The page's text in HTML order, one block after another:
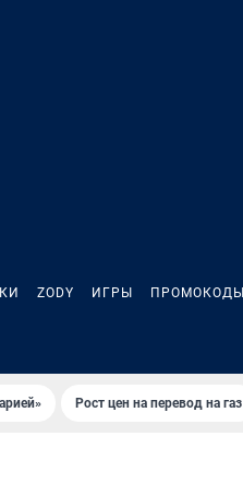
ZODY ИГРЫ ПРОМОКОДЫ
Рост цен на перевод на газ